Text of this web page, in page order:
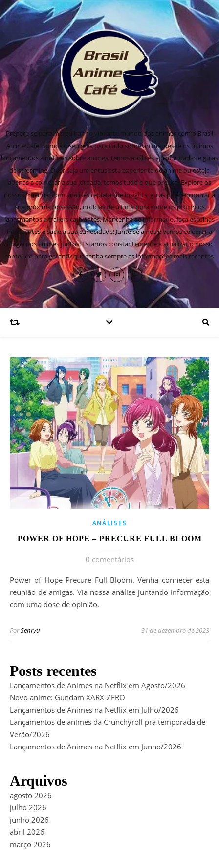
Prepare-se para mergulhar no vibrante mundo dos animes com o Brasil
Anime Cafe! Somos o seu guia para tudo sobre anime, desde os últimos
lançamentos a notícias sobre animes, temos análises aprofundadas e guias
de streaming. Quer seja um entusiasta experiente de anime ou esteja
apenas a começar a sua jornada, temos tudo o que precisa! Explore os
nossos "menus" com análises repletas de insights, guias para encontrar a
sua próxima obsessão, notícias de última hora sobre os próximos
lançamentos e trailers cativantes. Mantenha-se informado, faça escolhas
inteligentes e sacie a sua curiosidade! Junte-se a nós e vamos celebrar a
magia dos animes juntos! Estamos constantemente a atualizar o nosso
conteúdo para garantir que tenha sempre as informações mais recentes.
ANÁLISES
POWER OF HOPE – PRECURE FULL BLOOM
0 comentários
Power of Hope Precure Full Bloom. Venha conhecer esta
reunião de amigas. Via nossa análise juntando informação
com uma dose de opinião.
PorSenryu 31 de dezembro de 2023
Posts recentes
Lançamentos de Animes na Netflix em Agosto/2026
Novo anime: Gundam XARX-ZERO
Lançamentos de Animes na Netflix em Julho/2026
Lançamentos de animes da Crunchyroll pra temporada de
Verão/2026
Lançamentos de Animes na Netflix em Junho/2026
Arquivos
agosto 2026
julho 2026
junho 2026
abril 2026
março 2026